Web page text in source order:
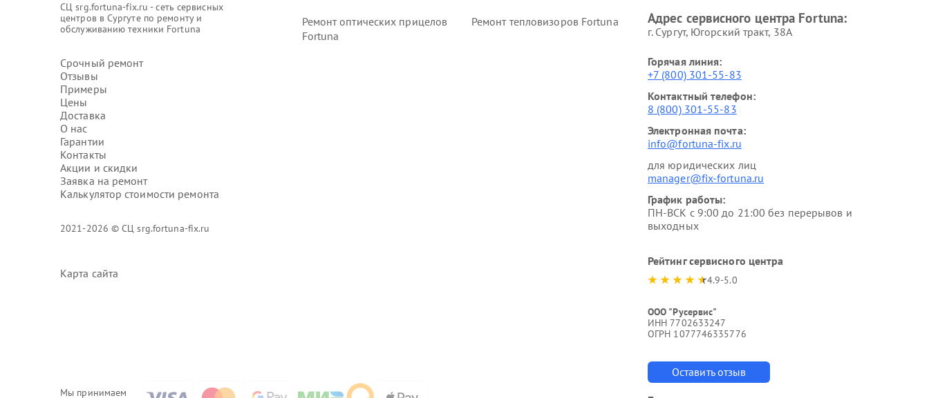
СЦ srg.fortuna-fix.ru - сеть сервисных
центров в Сургуте по ремонту и
обслуживанию техники Fortuna
Срочный ремонт
Отзывы
Примеры
Цены
Доставка
О нас
Гарантии
Контакты
Акции и скидки
Заявка на ремонт
Калькулятор стоимости ремонта
2021-2026 © СЦ srg.fortuna-fix.ru
Карта сайта
Мы принимаем
Ремонт оптических прицелов
Fortuna
Ремонт тепловизоров Fortuna Адрес сервисного центра Fortuna:
г. Сургут, Югорский тракт, 38А
Горячая линия:
+7 (800) 301-55-83
Контактный телефон:
8 (800) 301-55-83
Электронная почта:
info@fortuna-fix.ru
для юридических лиц
manager@fix-fortuna.ru
График работы:
ПН-ВСК с 9:00 до 21:00 без перерывов и
выходных
Рейтинг сервисного центра
4.9-5.0
ООО "Русервис"
ИНН 7702633247
ОГРН 1077746335776
Оставить отзыв